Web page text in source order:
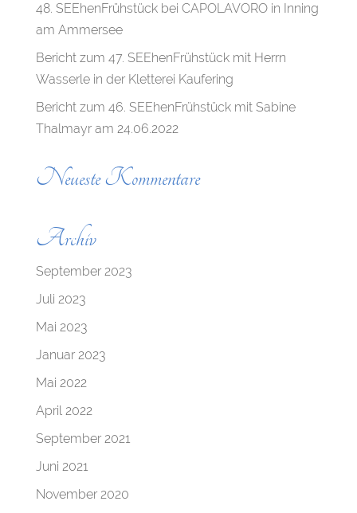
48. SEEhenFrühstück bei CAPOLAVORO in Inning
am Ammersee
Bericht zum 47. SEEhenFrühstück mit Herrn
Wasserle in der Kletterei Kaufering
Bericht zum 46. SEEhenFrühstück mit Sabine
Thalmayr am 24.06.2022
Neueste Kommentare
Archiv
September 2023
Juli 2023
Mai 2023
Januar 2023
Mai 2022
April 2022
September 2021
Juni 2021
November 2020